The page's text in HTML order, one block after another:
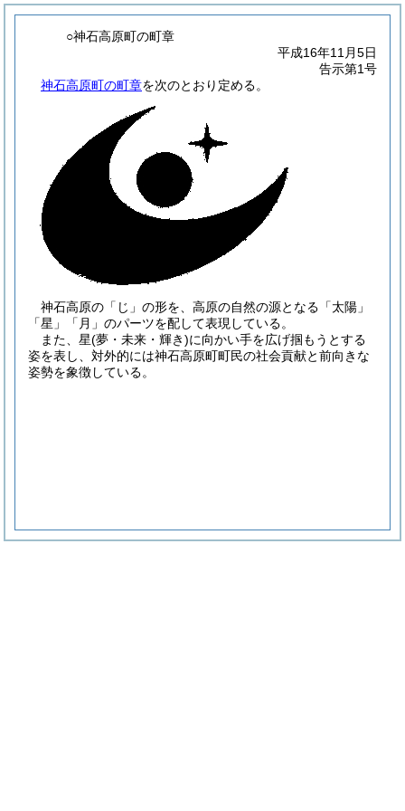
○神石高原町の町章
平成16年11月5日
告示第1号
神石高原町の町章を次のとおり定める。
神石高原の「じ」の形を、高原の自然の源となる「太陽」
「星」「月」のパーツを配して表現している。
また、星(夢・未来・輝き)に向かい手を広げ掴もうとする
姿を表し、対外的には神石高原町町民の社会貢献と前向きな
姿勢を象徴している。